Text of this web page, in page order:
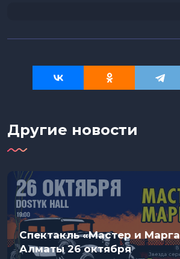
Другие новости
Спектакль «Мастер и
Алматы 26 октября